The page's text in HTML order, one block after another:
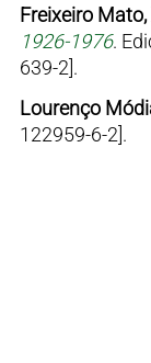
Freixeiro
1926-1976.
639-2].
Lourenço
122959-6-2].